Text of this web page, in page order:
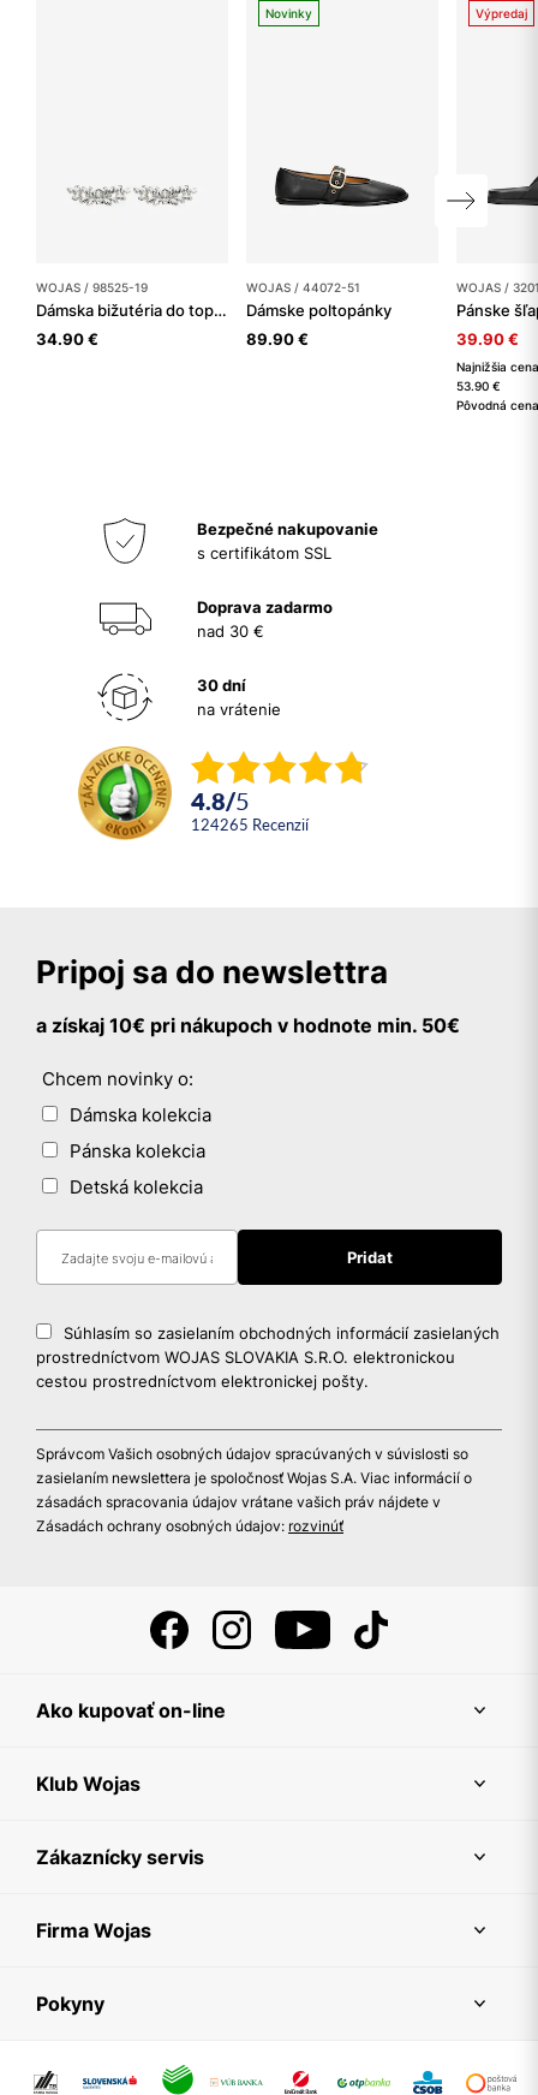
WOJAS / 98525-19
Dámska bižutéria do topánok
34.90 €
Novinky
WOJAS / 44072-51
Dámske poltopánky
89.90 €
Výpredaj
WOJAS /
Pánske
39.90 €
Najnižšia
53.90 €
Pôvodná
Bezpečné nakupovanie
s certifikátom SSL
Doprava zadarmo
nad 30 €
30 dní
na vrátenie
4.8/5
124265 recenzií
Pripoj sa do newslettra
a získaj 10€ pri nákupoch v hodnote min. 50€
Chcem novinky o:
Dámska kolekcia
Pánska kolekcia
Detská kolekcia
Súhlasím so zasielaním obchodných informácií zasielaných
prostredníctvom WOJAS SLOVAKIA S.R.O. elektronickou
cestou prostredníctvom elektronickej pošty.
Správcom Vašich osobných údajov spracúvaných v súvislosti so
zasielaním newslettera je spoločnosť Wojas S.A. Viac informácií o
zásadách spracovania údajov vrátane vašich práv nájdete v
Zásadách ochrany osobných údajov: rozvinúť
Ako kupovať on-line
Klub Wojas
Zákaznícky servis
Firma Wojas
Pokyny